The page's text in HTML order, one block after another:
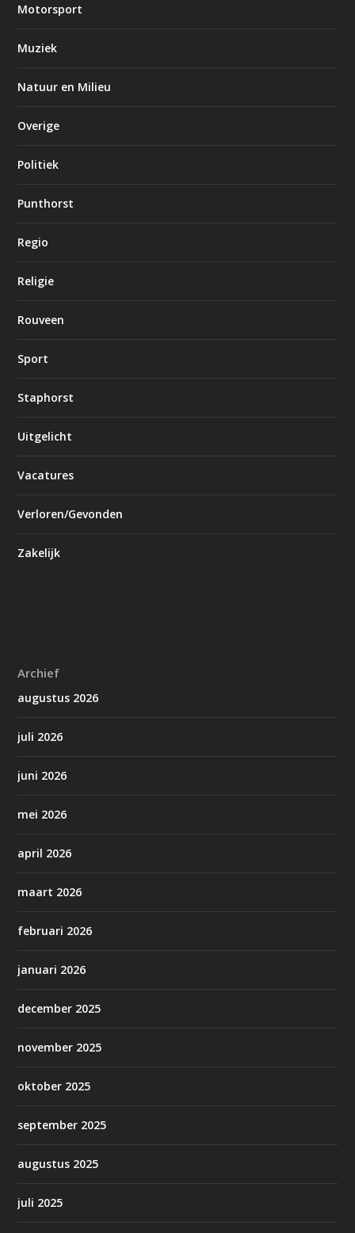
Motorsport
Muziek
Natuur en Milieu
Overige
Politiek
Punthorst
Regio
Religie
Rouveen
Sport
Staphorst
Uitgelicht
Vacatures
Verloren/Gevonden
Zakelijk
Archief
augustus 2026
juli 2026
juni 2026
mei 2026
april 2026
maart 2026
februari 2026
januari 2026
december 2025
november 2025
oktober 2025
september 2025
augustus 2025
juli 2025